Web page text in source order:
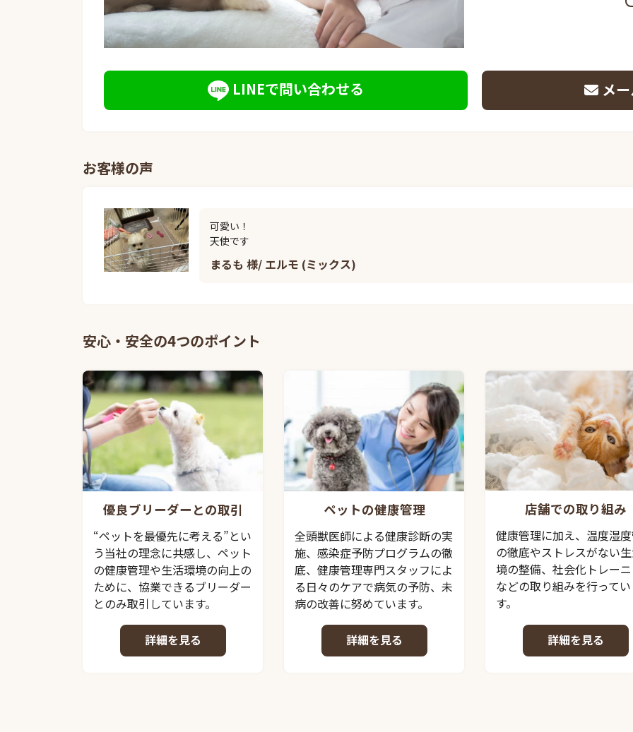
LINEで問い合わせる メ
お客様の声
可愛い！
天使です
まるも 様/ エルモ (ミックス)
安心・安全の4つのポイント
優良ブリーダーとの取引
“ペットを最優先に考える”とい
う当社の理念に共感し、ペット
の健康管理や生活環境の向上の
ために、協業できるブリーダー
とのみ取引しています。
詳細を見る
ペットの健康管理
全頭獣医師による健康診断の実
施、感染症予防プログラムの徹
底、健康管理専門スタッフによ
る日々のケアで病気の予防、未
病の改善に努めています。
詳細を見る
店舗での取り組み
健康管理に加え、温度湿
の徹底やストレスがない
境の整備、社会化トレー
などの取り組みを行って
す。
詳細を見る